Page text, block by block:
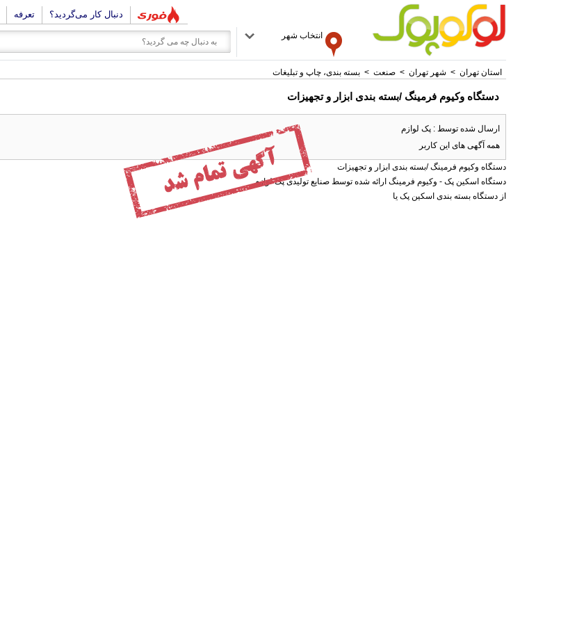
دنبال کار می‌گردید؟ تعرفه
انتخاب شهر
استان تهران > شهر تهران > صنعت > بسته بندی، چاپ و تبلیغات
دستگاه وکیوم فرمینگ /بسته بندی ابزار و تجهیزات
ارسال شده توسط : پک لوازم
همه آگهی های این کاربر
دستگاه وکیوم فرمینگ /بسته بندی ابزار و تجهیزات
دستگاه اسکین پک - وکیوم فرمینگ ارائه شده توسط صنایع تولیدی پک لوازم
از دستگاه بسته‌ بندی اسکین‌ پک یا